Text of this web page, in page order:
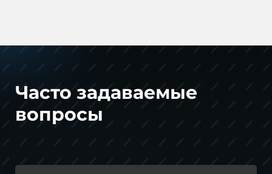
Часто задаваемые
вопросы